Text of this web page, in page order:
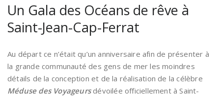
Un Gala des Océans de rêve à
Saint-Jean-Cap-Ferrat
Au départ ce n’était qu’un anniversaire afin de présenter à
la grande communauté des gens de mer les moindres
détails de la conception et de la réalisation de la célèbre
Méduse des Voyageursdévoilée officiellement à Saint-